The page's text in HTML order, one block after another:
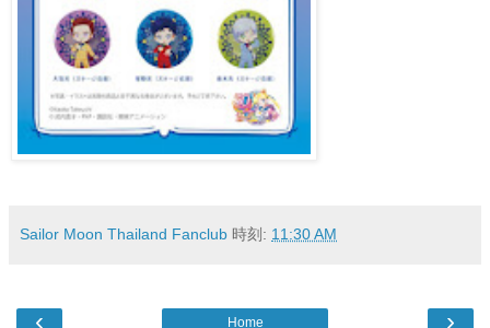
Sailor Moon Thailand Fanclub 時刻: 11:30 AM
‹ ›
Home